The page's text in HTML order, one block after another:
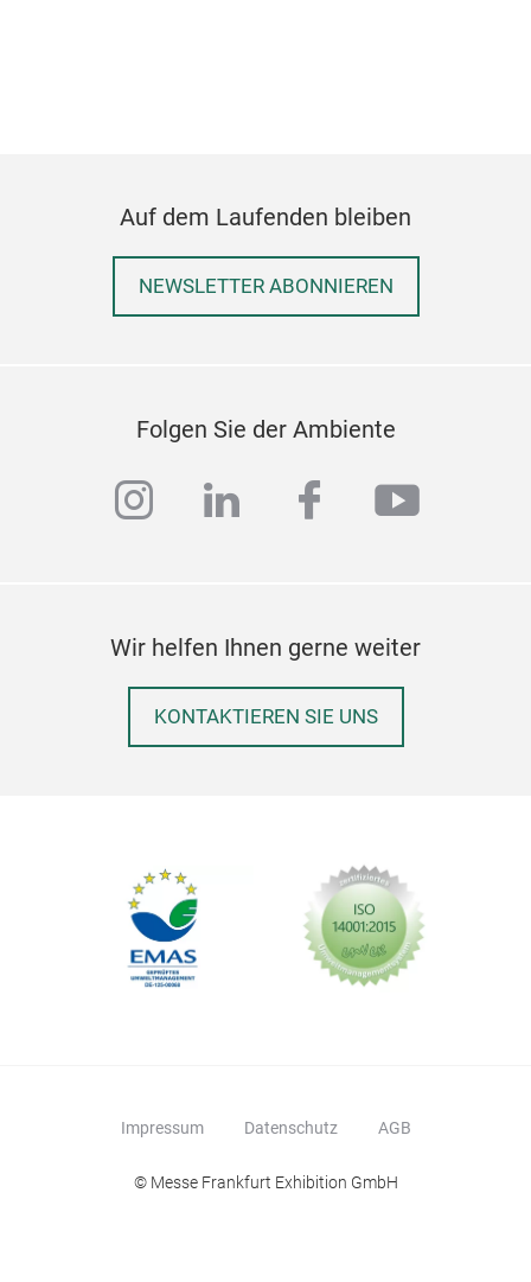
Auf dem Laufenden bleiben
NEWSLETTER ABONNIEREN
Folgen Sie der Ambiente
instagram
linkedinfacebook
Wir helfen Ihnen gerne weiter
KONTAKTIEREN SIE UNS
Impressum Datenschutz AGB
© Messe Frankfurt Exhibition GmbH